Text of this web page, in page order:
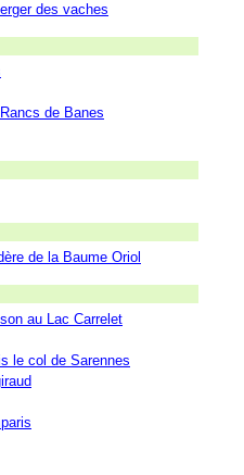
des vaches
de Banes
de la Baume Oriol
au Lac Carrelet
le col de Sarennes